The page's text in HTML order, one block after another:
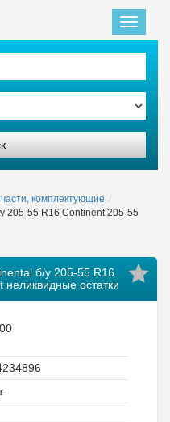
комплектующие
205-55 R16 Continent 205-55
б/у 205-55 R16
остатки